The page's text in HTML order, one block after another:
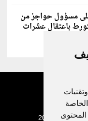
مسؤول حواجز من
باعتقال عشرات
2022